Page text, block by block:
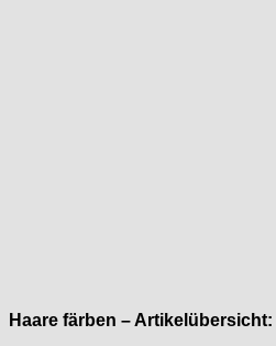
Haare färben – Artikelübersicht: